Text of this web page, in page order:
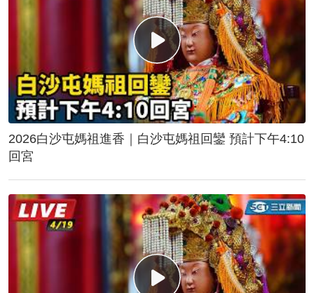
2026白沙屯媽祖進香｜白沙屯媽祖回鑾 預計下午4:10
回宮